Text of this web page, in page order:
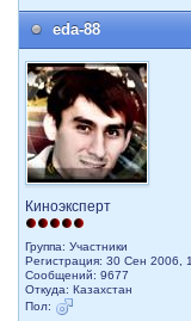
eda-88
Киноэксперт
Группа: Участники
Регистрация: 30 Сен 2006,
Сообщений: 9677
Откуда: Казахстан
Пол: